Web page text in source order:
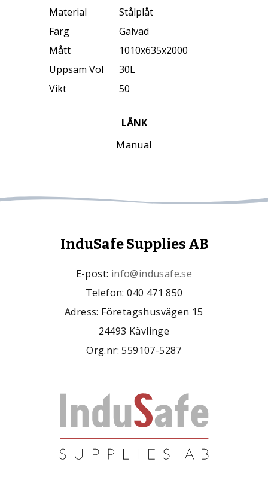
Material
Stålplåt
Färg
Galvad
Mått
1010x635x2000
Uppsam Vol
30L
Vikt
50
LÄNK
Manual
InduSafe Supplies AB
E-post: info@indusafe.se
Telefon: 040 471 850
Adress: Företagshusvägen 15
24493 Kävlinge
Org.nr: 559107-5287